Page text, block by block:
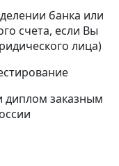
банка или
счета, если Вы
лица)
диплом заказным